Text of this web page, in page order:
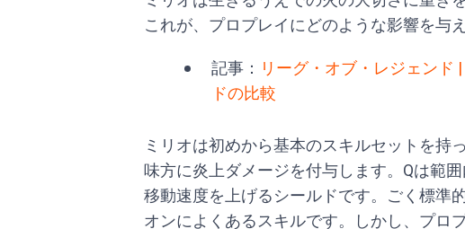
これが、プロプレイにどのような影響を与
記事： リーグ・オブ・レジェンド
ドの比較
ミリオは初めから基本のスキルセットを持
味方に炎上ダメージを付与します。Qは範
移動速度を上げるシールドです。ごく標準
オンによくあるスキルです。しかし、プロ